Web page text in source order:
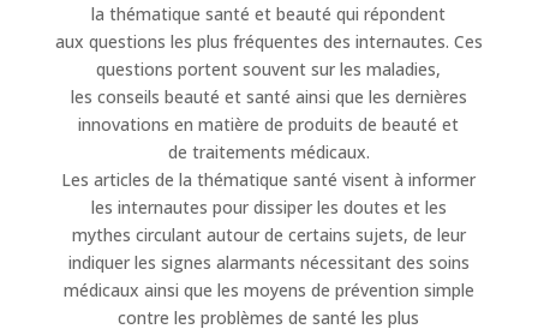
la thématique santé et beauté qui répondent
aux questions les plus fréquentes des internautes. Ces
questions portent souvent sur les maladies,
les conseils beauté et santé ainsi que les dernières
innovations en matière de produits de beauté et
de traitements médicaux.
Les articles de la thématique santé visent à informer
les internautes pour dissiper les doutes et les
mythes circulant autour de certains sujets, de leur
indiquer les signes alarmants nécessitant des soins
médicaux ainsi que les moyens de prévention simple
contre les problèmes de santé les plus